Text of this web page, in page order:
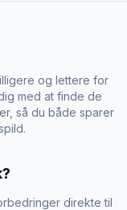
og lettere for
med at finde de
så du både sparer
direkte til